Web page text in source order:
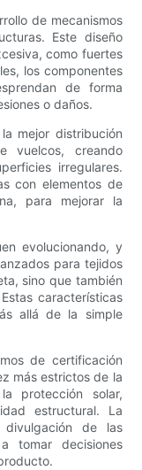
de mecanismos
Este diseño
como fuertes
los componentes
de forma
o daños.
mejor distribución
vuelcos, creando
irregulares.
con elementos de
para mejorar la
evolucionando, y
para tejidos
sino que también
características
allá de la simple
de certificación
más estrictos de la
protección solar,
estructural. La
de las
tomar decisiones